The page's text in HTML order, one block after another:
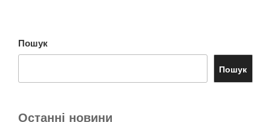
Пошук
Пошук
Останні новини